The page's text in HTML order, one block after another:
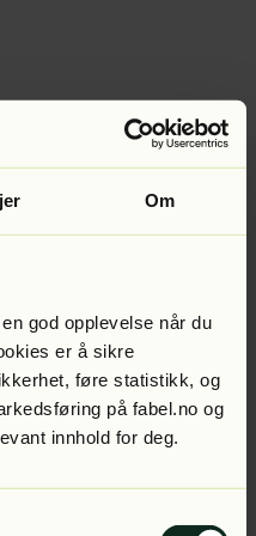
Om
god opplevelse når du
er å sikre
føre statistikk, og
på fabel.no og
innhold for deg.